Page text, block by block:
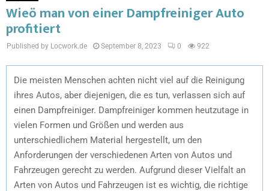
Wieö man von einer Dampfreiniger Auto
profitiert
Published by Locwork.de September 8, 2023 0 922
Die meisten Menschen achten nicht viel auf die Reinigung
ihres Autos, aber diejenigen, die es tun, verlassen sich auf
einen Dampfreiniger. Dampfreiniger kommen heutzutage in
vielen Formen und Größen und werden aus
unterschiedlichem Material hergestellt, um den
Anforderungen der verschiedenen Arten von Autos und
Fahrzeugen gerecht zu werden. Aufgrund dieser Vielfalt an
Arten von Autos und Fahrzeugen ist es wichtig, die richtige